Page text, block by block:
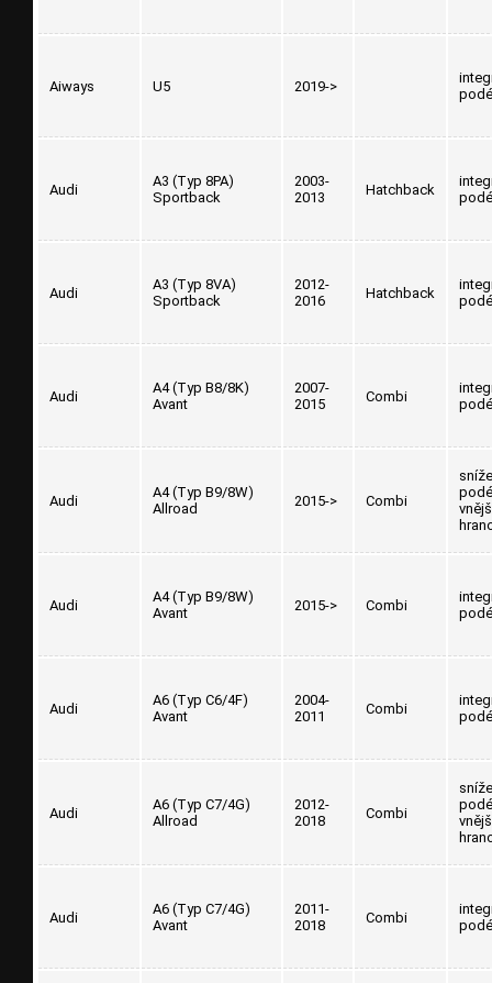
Aiways U5 2019->
Audi
A3 (Typ 8PA)
Sportback
2003-
2013
Hatchback
Audi
A3 (Typ 8VA)
Sportback
2012-
2016
Hatchback
Audi
A4 (Typ B8/8K)
Avant
2007-
2015
Combi
Audi
A4 (Typ B9/8W)
Allroad
2015-> Combi
Audi
A4 (Typ B9/8W)
Avant
2015-> Combi
Audi
A6 (Typ C6/4F)
Avant
2004-
2011
Combi
Audi
A6 (Typ C7/4G)
Allroad
2012-
2018
Combi
Audi
A6 (Typ C7/4G)
Avant
2011-
2018
Combi